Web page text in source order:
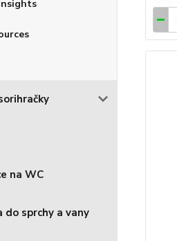
na WC
do sprchy a vany